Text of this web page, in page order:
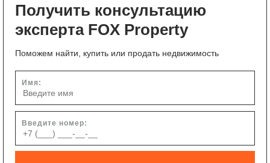
Получить консультацию
эксперта FOX Property
Поможем найти, купить или продать недвижимость
Имя:
Введите номер: